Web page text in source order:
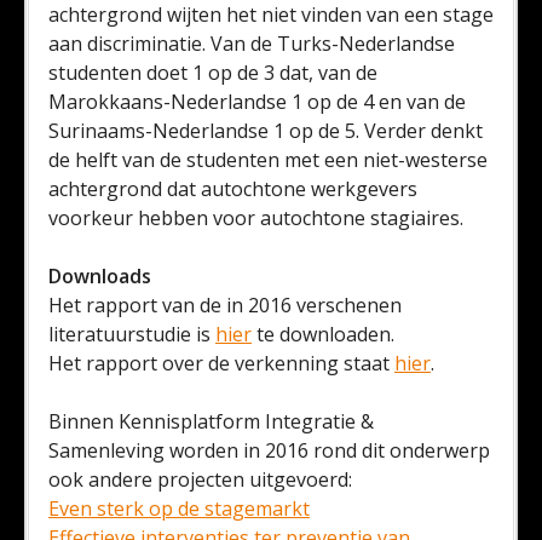
achtergrond wijten het niet vinden van een stage
aan discriminatie. Van de Turks-Nederlandse
studenten doet 1 op de 3 dat, van de
Marokkaans-Nederlandse 1 op de 4 en van de
Surinaams-Nederlandse 1 op de 5. Verder denkt
de helft van de studenten met een niet-westerse
achtergrond dat autochtone werkgevers
voorkeur hebben voor autochtone stagiaires.
Downloads
Het rapport van de in 2016 verschenen
literatuurstudie is hierte downloaden.
Het rapport over de verkenning staat hier.
Binnen Kennisplatform Integratie &
Samenleving worden in 2016 rond dit onderwerp
ook andere projecten uitgevoerd:
Even sterk op de stagemarkt